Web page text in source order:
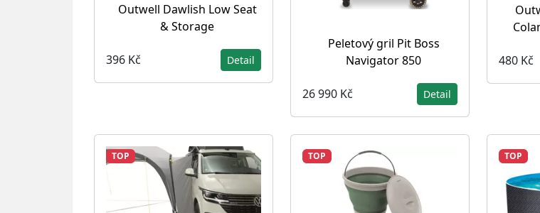
Outwell Dawlish Low Seat
& Storage
396 Kč Detail
Peletový gril Pit Boss
Navigator 850
26 990 Kč Detail
480 Kč
TOP TOP TOP